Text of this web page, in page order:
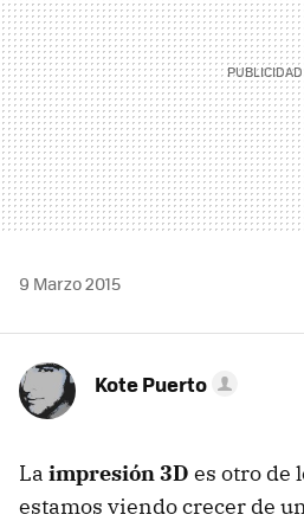
9 Marzo 2015
Kote Puerto
La impresión 3D es otro de
estamos viendo crecer de